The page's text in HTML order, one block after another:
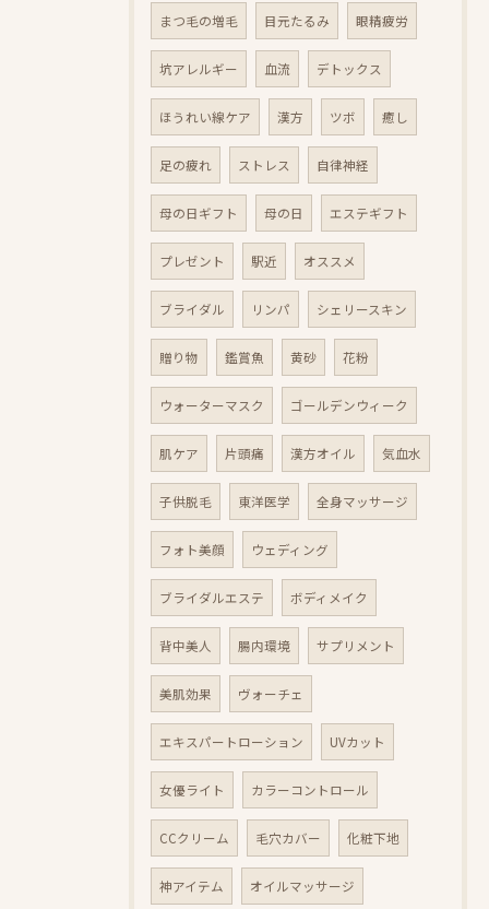
まつ毛の増毛 目元たるみ 眼精疲労
坑アレルギー 血流 デトックス
ほうれい線ケア 漢方 ツボ 癒し
足の疲れ ストレス 自律神経
母の日ギフト 母の日 エステギフト
プレゼント 駅近 オススメ
ブライダル リンパ シェリースキン
贈り物 鑑賞魚 黄砂 花粉
ウォーターマスク ゴールデンウィーク
肌ケア 片頭痛 漢方オイル 気血水
子供脱毛 東洋医学 全身マッサージ
フォト美顔 ウェディング
ブライダルエステ ボディメイク
背中美人 腸内環境 サプリメント
美肌効果 ヴォーチェ
エキスパートローション UVカット
女優ライト カラーコントロール
CCクリーム 毛穴カバー 化粧下地
神アイテム オイルマッサージ